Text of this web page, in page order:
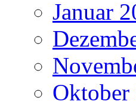
Januar
Oktober